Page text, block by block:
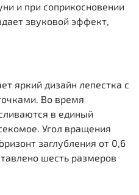
и при соприкосновении
звуковой эффект,
яркий дизайн лепестка с
Во время
в единый
Угол вращения
заглубления от 0,6
шесть размеров